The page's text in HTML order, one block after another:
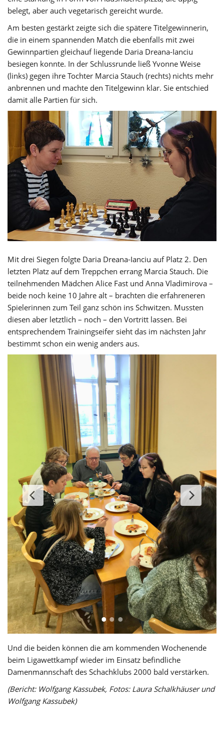
belegt, aber auch vegetarisch gereicht wurde.
Am besten gestärkt zeigte sich die spätere Titelgewinnerin,
die in einem spannenden Match die ebenfalls mit zwei
Gewinnpartien gleichauf liegende Daria Dreana-Ianciu
besiegen konnte. In der Schlussrunde ließ Yvonne Weise
(links) gegen ihre Tochter Marcia Stauch (rechts) nichts mehr
anbrennen und machte den Titelgewinn klar. Sie entschied
damit alle Partien für sich.
Mit drei Siegen folgte Daria Dreana-Ianciu auf Platz 2. Den
letzten Platz auf dem Treppchen errang Marcia Stauch. Die
teilnehmenden Mädchen Alice Fast und Anna Vladimirova –
beide noch keine 10 Jahre alt – brachten die erfahreneren
Spielerinnen zum Teil ganz schön ins Schwitzen. Mussten
diesen aber letztlich – noch – den Vortritt lassen. Bei
entsprechendem Trainingseifer sieht das im nächsten Jahr
bestimmt schon ein wenig anders aus.
Und die beiden können die am kommenden Wochenende
beim Ligawettkampf wieder im Einsatz befindliche
Damenmannschaft des Schachklubs 2000 bald verstärken.
(Bericht: Wolfgang Kassubek, Fotos: Laura Schalkhäuser und
Wolfgang Kassubek)